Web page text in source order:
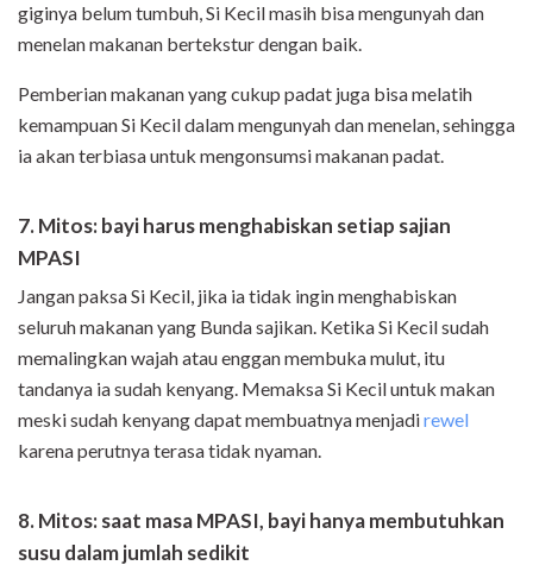
giginya belum tumbuh, Si Kecil masih bisa mengunyah dan
menelan makanan bertekstur dengan baik.
Pemberian makanan yang cukup padat juga bisa melatih
kemampuan Si Kecil dalam mengunyah dan menelan, sehingga
ia akan terbiasa untuk mengonsumsi makanan padat.
7. Mitos: bayi harus menghabiskan setiap sajian
MPASI
Jangan paksa Si Kecil, jika ia tidak ingin menghabiskan
seluruh makanan yang Bunda sajikan. Ketika Si Kecil sudah
memalingkan wajah atau enggan membuka mulut, itu
tandanya ia sudah kenyang. Memaksa Si Kecil untuk makan
meski sudah kenyang dapat membuatnya menjadirewel
karena perutnya terasa tidak nyaman.
8. Mitos: saat masa MPASI, bayi hanya membutuhkan
susu dalam jumlah sedikit